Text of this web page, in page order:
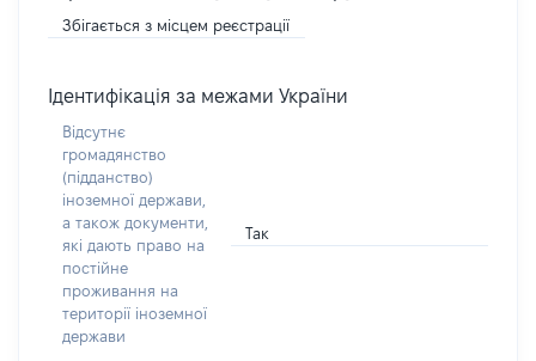
Збігається з місцем реєстрації
Ідентифікація за межами України
Відсутнє
громадянство
(підданство)
іноземної держави,
а також документи,
які дають право на
постійне
проживання на
території іноземної
держави
Так